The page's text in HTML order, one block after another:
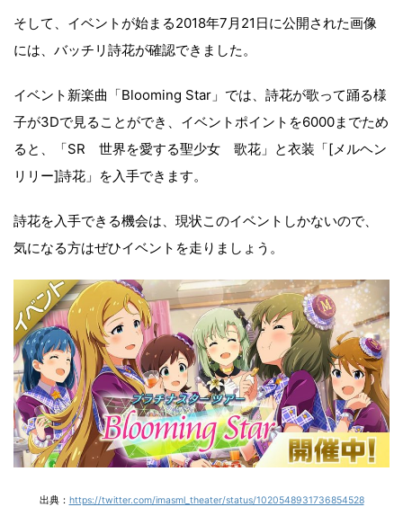
そして、イベントが始まる2018年7月21日に公開された画像
には、バッチリ詩花が確認できました。
イベント新楽曲「Blooming Star」では、詩花が歌って踊る様
子が3Dで見ることができ、イベントポイントを6000までため
ると、「SR 世界を愛する聖少女 歌花」と衣装「[メルヘン
リリー]詩花」を入手できます。
詩花を入手できる機会は、現状このイベントしかないので、
気になる方はぜひイベントを走りましょう。
出典： https://twitter.com/imasml_theater/status/1020548931736854528